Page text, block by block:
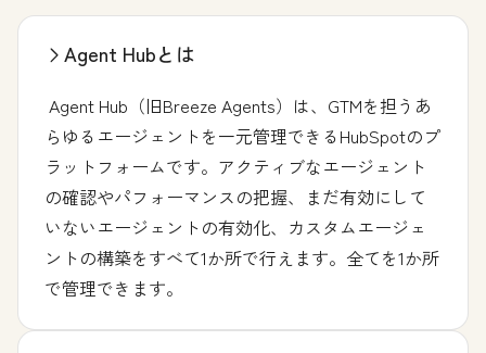
Agent Hubとは
Agent Hub（旧Breeze Agents）は、GTMを担うあ
らゆるエージェントを一元管理できるHubSpotのプ
ラットフォームです。アクティブなエージェント
の確認やパフォーマンスの把握、まだ有効にして
いないエージェントの有効化、カスタムエージェ
ントの構築をすべて1か所で行えます。全てを1か所
で管理できます。